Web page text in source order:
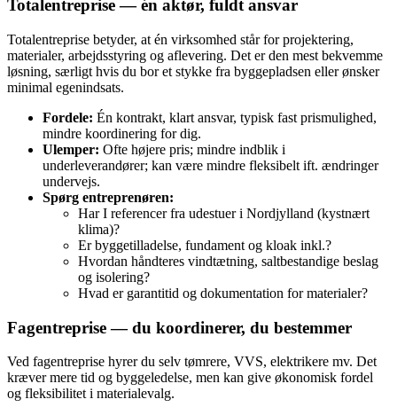
Totalentreprise — én aktør, fuldt ansvar
Totalentreprise betyder, at én virksomhed står for projektering,
materialer, arbejdsstyring og aflevering. Det er den mest bekvemme
løsning, særligt hvis du bor et stykke fra byggepladsen eller ønsker
minimal egenindsats.
Fordele: Én kontrakt, klart ansvar, typisk fast prismulighed,
mindre koordinering for dig.
Ulemper: Ofte højere pris; mindre indblik i
underleverandører; kan være mindre fleksibelt ift. ændringer
undervejs.
Spørg entreprenøren:
Har I referencer fra udestuer i Nordjylland (kystnært
klima)?
Er byggetilladelse, fundament og kloak inkl.?
Hvordan håndteres vindtætning, saltbestandige beslag
og isolering?
Hvad er garantitid og dokumentation for materialer?
Fagentreprise — du koordinerer, du bestemmer
Ved fagentreprise hyrer du selv tømrere, VVS, elektrikere mv. Det
kræver mere tid og byggeledelse, men kan give økonomisk fordel
og fleksibilitet i materialevalg.